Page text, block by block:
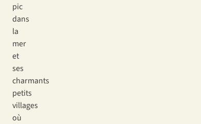
pic
dans
la
mer
et
ses
charmants
petits
villages
où